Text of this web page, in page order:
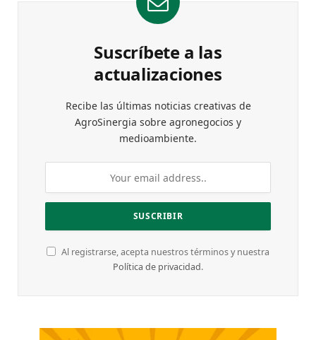
Suscríbete a las
actualizaciones
Recibe las últimas noticias creativas de
AgroSinergia sobre agronegocios y
medioambiente.
Al registrarse, acepta nuestros términos y nuestra
Política de privacidad.